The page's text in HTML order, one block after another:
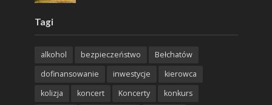
Tagi
alkohol bezpieczeństwo
Bełchatów
dofinansowanie
inwestycje
kierowca
kolizja
koncert Koncerty
konkurs